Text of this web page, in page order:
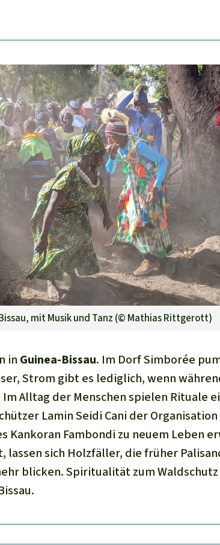
mit Musik und Tanz (© Mathias Rittgerott)
in Guinea-Bissau. Im Dorf Simborée
Strom gibt es lediglich, wenn
Alltag der Menschen spielen Rituale
Lamin Seidi Cani der Organisation
Kankoran Fambondi zu neuem Leben
sich Holzfäller, die früher
blicken. Spiritualität zum Waldschutz